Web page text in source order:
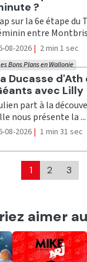
?
sur la 6e étape du
entre
08-2026| 2 min 1 sec
Ducasse
avec Lilly
Bons Plans en Wallonie
part à la
nous présente la ...
08-2026| 1 min 31 sec
1 2 3
aimer